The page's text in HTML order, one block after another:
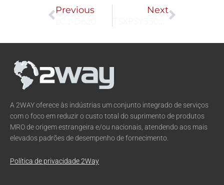
Prev
Previous
NextNext
A 2WAY oferece às indústrias um conjunto integrado de serviços
com o foco em reduzir o custo total do suprimento de produtos
MRO de origem estrangeira e/ou nacionais, atendendo aos mais
elevados padrões de desempenho de fornecimento.
Política de privacidade 2Way